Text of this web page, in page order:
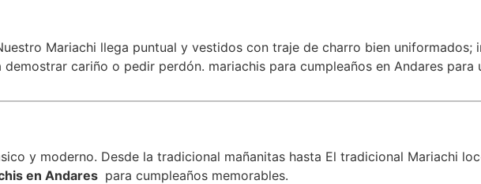
Mariachi llega puntual y vestidos con traje de charro bien
cariño o pedir perdón. mariachis para cumpleaños en Andares
y moderno. Desde la tradicional mañanitas hasta El tradicional Mariachi
en Andares para cumpleaños memorables.